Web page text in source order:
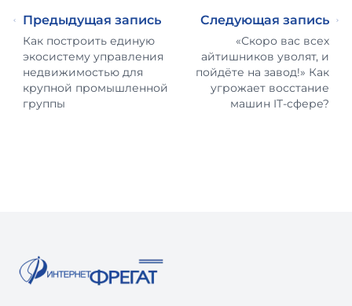
Предыдущая запись
Как построить единую
экосистему управления
недвижимостью для
крупной промышленной
группы
Следующая запись
«Скоро вас всех
айтишников уволят, и
пойдёте на завод!» Как
угрожает восстание
машин IT-сфере?